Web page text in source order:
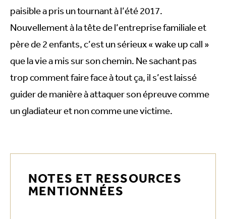
EMBED
paisible a pris un tournant à l’été 2017.
Nouvellement à la tête de l’entreprise familiale et
père de 2 enfants, c’est un sérieux « wake up call »
que la vie a mis sur son chemin. Ne sachant pas
trop comment faire face à tout ça, il s’est laissé
guider de manière à attaquer son épreuve comme
un gladiateur et non comme une victime.
NOTES ET RESSOURCES
MENTIONNÉES